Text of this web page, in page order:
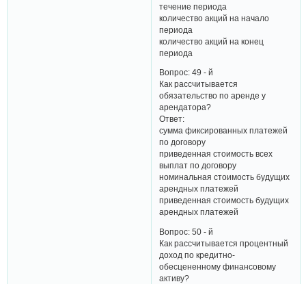
течение периода
количество акций на начало
периода
количество акций на конец
периода
Вопрос: 49 - й
Как рассчитывается
обязательство по аренде у
арендатора?
Ответ:
сумма фиксированных платежей
по договору
приведенная стоимость всех
выплат по договору
номинальная стоимость будущих
арендных платежей
приведенная стоимость будущих
арендных платежей
Вопрос: 50 - й
Как рассчитывается процентный
доход по кредитно-
обесцененному финансовому
активу?